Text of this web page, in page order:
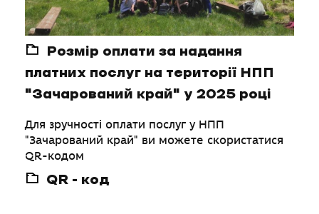
Розмір оплати за надання
платних послуг на території НПП
"Зачарований край" у 2025 році
Для зручності оплати послуг у НПП
"Зачарований край" ви можете скористатися
QR-кодом
QR - код